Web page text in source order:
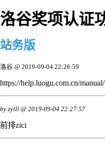
洛谷奖项认证
站务版
洛谷 @ 2019-09-04 22:26:59
https://help.luogu.com.cn/
by zylll @ 2019-09-04 22:27:57
前排zici